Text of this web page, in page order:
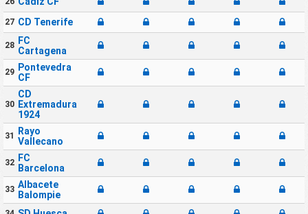
27 CD Tenerife
28 FC
Cartagena
29 Pontevedra
CF
30
CD
Extremadura
1924
31
Rayo
Vallecano
32 FC
Barcelona
33 Albacete
Balompie